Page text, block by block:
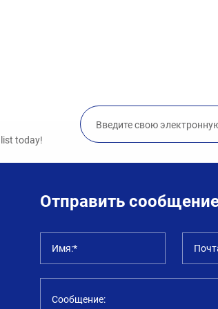
today!
Отправить
Имя:*
Сообщение: